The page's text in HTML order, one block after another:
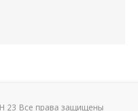
23 Все права защищены